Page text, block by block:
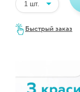
Быстрый заказ